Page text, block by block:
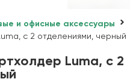
и офисные аксессуары
с 2 отделениями, черный
Luma, с 2